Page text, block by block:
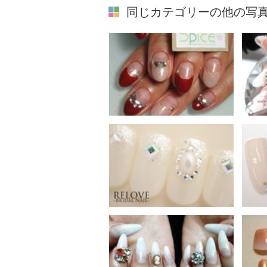
同じカテゴリーの他の写